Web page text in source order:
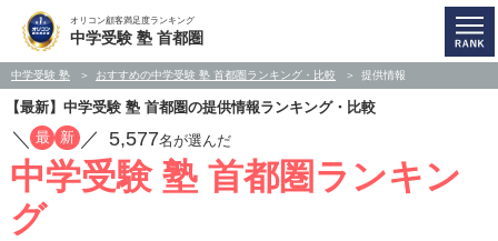
オリコン顧客満足度ランキング
中学受験 塾 首都圏
中学受験 塾 おすすめの中学受験 塾 首都圏ランキング・比較 提供情報
【最新】中学受験 塾 首都圏の提供情報ランキング・比較
／ 最 新 ／ 5,577名が選んだ
中学受験 塾 首都圏ランキン
グ